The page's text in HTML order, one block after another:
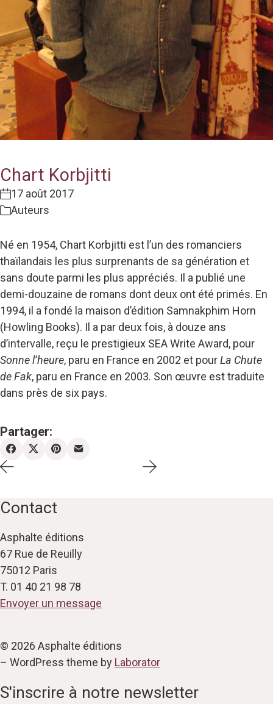
Chart Korbjitti
17 août 2017
Auteurs
Né en 1954, Chart Korbjitti est l’un des romanciers
thaïlandais les plus surprenants de sa génération et
sans doute parmi les plus appréciés. Il a publié une
demi-douzaine de romans dont deux ont été primés. En
1994, il a fondé la maison d’édition Samnakphim Horn
(Howling Books). Il a par deux fois, à douze ans
d’intervalle, reçu le prestigieux SEA Write Award, pour
Sonne l’heure, paru en France en 2002 et pourLa Chute
de Fak, paru en France en 2003. Son œuvre est traduite
dans près de six pays.
Partager:
Contact
Asphalte éditions
67 Rue de Reuilly
75012 Paris
T. 01 40 21 98 78
Envoyer un message
© 2026 Asphalte éditions
– WordPress theme by Laborator
S'inscrire à notre newsletter